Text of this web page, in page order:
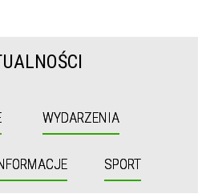
WYDARZENIA
SPORT